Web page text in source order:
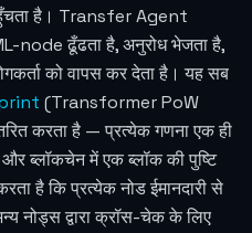
है। Transfer Agent
node ढूँढता है, अनुरोध भेजता है,
को वापस कर देता है। यह सब
(Transformer PoW
करता है — प्रत्येक गणना एक ही
ब्लॉकचेन में एक ब्लॉक की पुष्टि
है कि प्रत्येक नोड ईमानदारी से
नोड्स द्वारा क्रॉस-चेक के लिए